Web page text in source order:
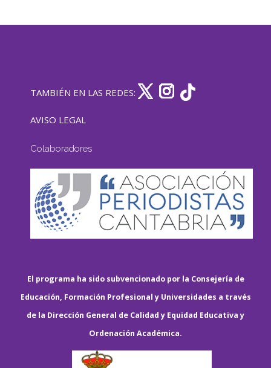
TAMBIÉN EN LAS REDES:
AVISO LEGAL
Colaboradores
El programa ha sido subvencionado por la Consejería de
Educación, Formación Profesional y Universidades a través
de la Dirección General de Calidad y Equidad Educativa y
Ordenación Académica.